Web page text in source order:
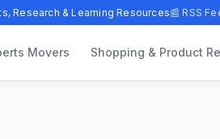
Research & Learning Resources📰 RSS
Movers Shopping & Product